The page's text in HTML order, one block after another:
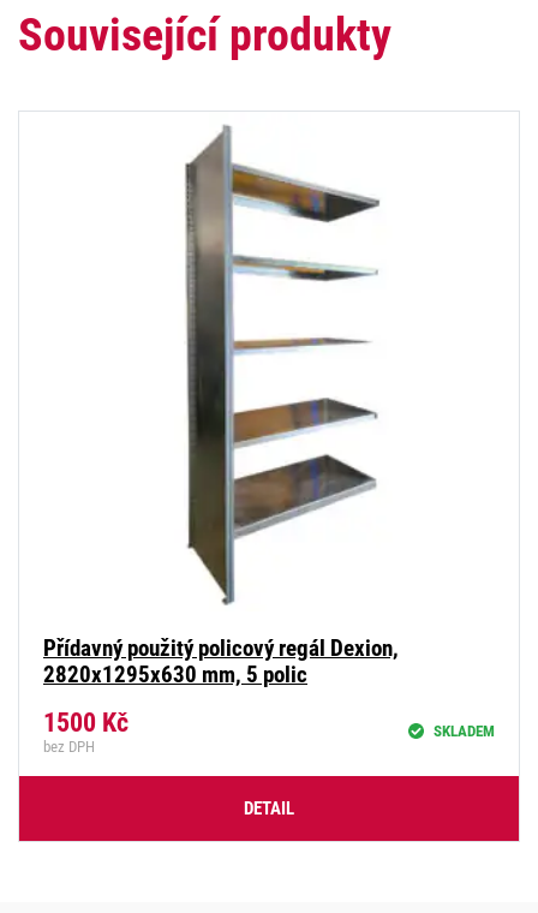
Související produkty
Přídavný použitý policový regál Dexion,
2820x1295x630 mm, 5 polic
1500 Kč
bez DPH
SKLADEM
DETAIL